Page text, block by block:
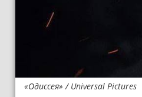
«Одиссея» / Universal Pictures